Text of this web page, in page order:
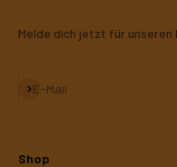
Melde dich jetzt für unseren
E-Mail
Abonnieren
Shop